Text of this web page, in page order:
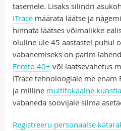
tasemele. Lisaks silindri
iTrace määrata läätse ja
hinnata läätses võimalikke
oluline üle 45 aastastel puhul
vabanemiseks on parim
Femto 40+ või läätsevahetus
iTrace tehnoloogiale me enam
ja milline multifokaalne
vabaneda soovijale silma
Registreeru personaalse